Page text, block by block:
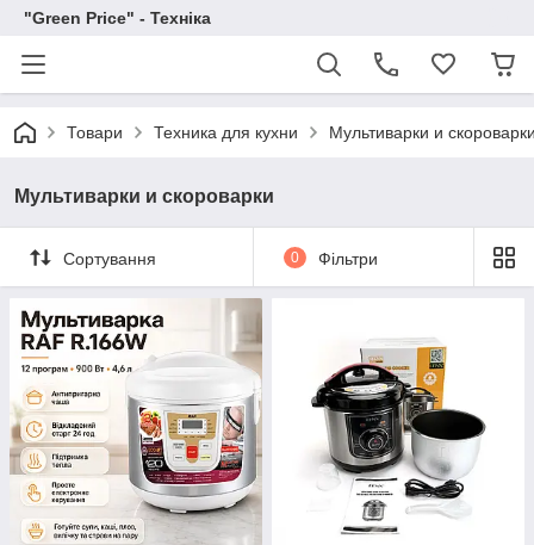
"Green Price" - Техніка
Товари Техника для кухни Мультиварки и
Мультиварки и скороварки
Сортування 0 Фільтри